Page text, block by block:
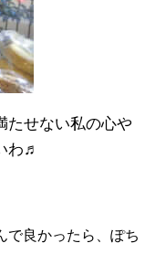
たせない私の心や
わ♬
で良かったら、ぽち